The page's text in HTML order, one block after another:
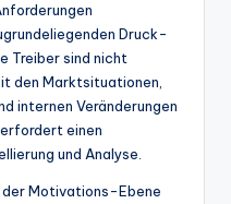
Druck-
Treiber sind nicht
den Marktsituationen,
internen Veränderungen
einen
und Analyse.
Motivations-Ebene